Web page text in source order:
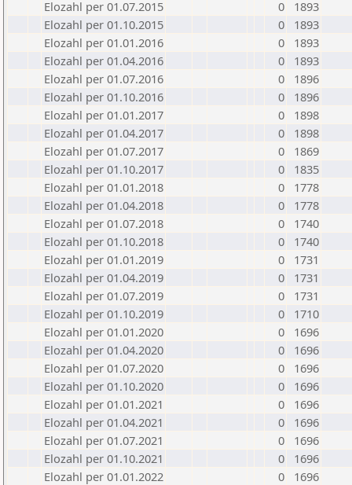
Elozahl per 01.07.2015
0
1893
Elozahl per 01.10.2015
0
1893
Elozahl per 01.01.2016
0
1893
Elozahl per 01.04.2016
0
1893
Elozahl per 01.07.2016
0
1896
Elozahl per 01.10.2016
0
1896
Elozahl per 01.01.2017
0
1898
Elozahl per 01.04.2017
0
1898
Elozahl per 01.07.2017
0
1869
Elozahl per 01.10.2017
0
1835
Elozahl per 01.01.2018
0
1778
Elozahl per 01.04.2018
0
1778
Elozahl per 01.07.2018
0
1740
Elozahl per 01.10.2018
0
1740
Elozahl per 01.01.2019
0
1731
Elozahl per 01.04.2019
0
1731
Elozahl per 01.07.2019
0
1731
Elozahl per 01.10.2019
0
1710
Elozahl per 01.01.2020
0
1696
Elozahl per 01.04.2020
0
1696
Elozahl per 01.07.2020
0
1696
Elozahl per 01.10.2020
0
1696
Elozahl per 01.01.2021
0
1696
Elozahl per 01.04.2021
0
1696
Elozahl per 01.07.2021
0
1696
Elozahl per 01.10.2021
0
1696
Elozahl per 01.01.2022
0
1696